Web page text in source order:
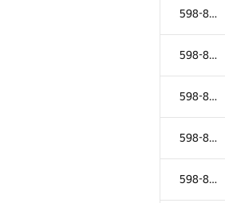
598-854
598-854
598-854
598-854
598-854